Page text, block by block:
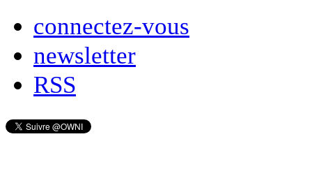
connectez-vous
newsletter
RSS